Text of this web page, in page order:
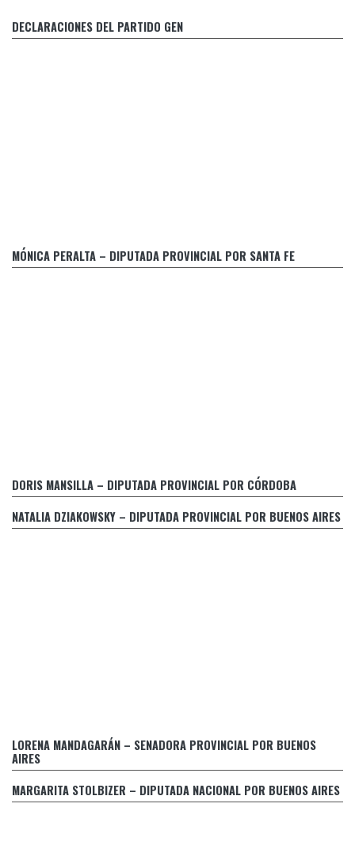
DECLARACIONES DEL PARTIDO GEN
POLITICA DEBE REACCIONAR
MÓNICA PERALTA – DIPUTADA PROVINCIAL POR SANTA FE
Evaluación de la Justicia Penal
DORIS MANSILLA – DIPUTADA PROVINCIAL POR CÓRDOBA
Declaración Partido GEN frente al juego de apuestas online
NATALIA DZIAKOWSKY – DIPUTADA PROVINCIAL POR BUENOS AIRES
El Gobierno bonaerense pretende desligarse del contralor
de una medida propia a sabiendas de su fracaso
LORENA MANDAGARÁN – SENADORA PROVINCIAL POR BUENOS
AIRES
Retraso en el pago de prestaciones médicas a personas
con discapacidad
MARGARITA STOLBIZER – DIPUTADA NACIONAL POR BUENOS AIRES
PIDEN LA INTERPELACIÓN DE LA SECRETARIA DE ENERGIA
Y EL INTERVENTOR DEL ENRE